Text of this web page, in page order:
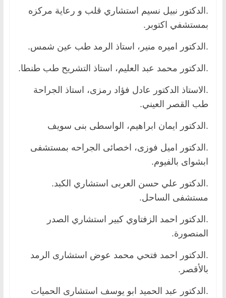
.الدكتور نبيل نسيم استشاري قلب و رعاية مركزه
بمستشفي اكتوبر.
.الدكتور اميره منير، استاذ الرمد طب عين شمس.
.الدكتور محمد عبد العليم، استاذ التشريح طب طنطا.
.الاستاذ الدكتور عادل فؤاد رمزى، استاذ الجراحة
طب القصر العيني.
.الدكتور ايمان ابراهيم، الواسطى بنى سويف
.الدكتور اميل فوزى، اخصائى الجراحه بمستشفى
ابشواى بالفيوم.
.الدكتور علي حسن العربى استشاري الكبد.
مستشفى الساحل.
.الدكتور احمد الزفتاوي كبير استشاري الصدر
المنصورة.
.الدكتور احمد فتحي محمد عوض استشارى الرمد
بالأقصر.
.الدكتور عبد الحميد ابو يوسف استشارى الحميات